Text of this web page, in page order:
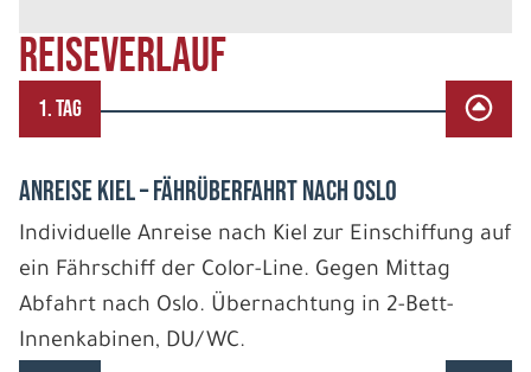
REISEVERLAUF
1. TAG
Anreise Kiel – Fährüberfahrt nach Oslo
Individuelle Anreise nach Kiel zur Einschiffung auf
ein Fährschiff der Color-Line. Gegen Mittag
Abfahrt nach Oslo. Übernachtung in 2-Bett-
Innenkabinen, DU/WC.